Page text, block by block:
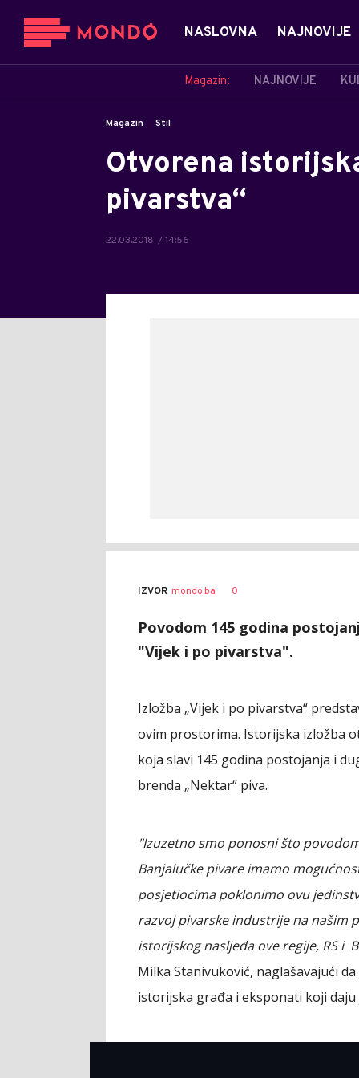
NASLOVNA NAJNOVIJE
Magazin: NAJNOVIJE
Magazin Stil
Otvorena
pivarstva“
22.03.2018. / 14:56
IZVOR mondo.ba 0
Povodom 145 godina
"Vijek i po pivarstva".
Izložba „Vijek i po pivarstva“
ovim prostorima. Istorijska izložba
koja slavi 145 godina postojanja i
brenda „Nektar“ piva.
"Izuzetno smo ponosni što
Banjalučke pivare imamo
posjetiocima poklonimo ovu
razvoj pivarske industrije na našim
istorijskog nasljeđa ove regije, RS i
Milka Stanivuković, naglašavajući
istorijska građa i eksponati koji